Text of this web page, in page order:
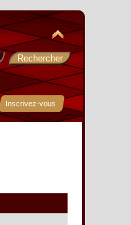
Inscrivez-vous